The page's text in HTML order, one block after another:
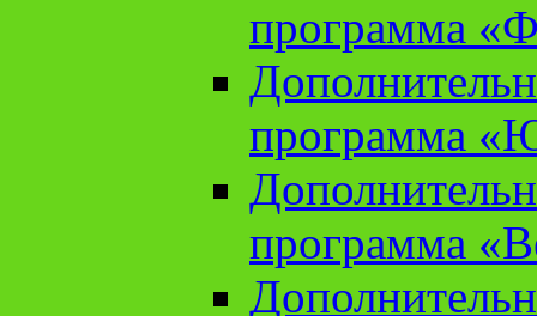
программа
программа
программа